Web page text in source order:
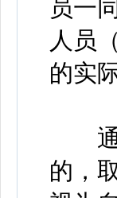
员一
人员
的实
通
的，